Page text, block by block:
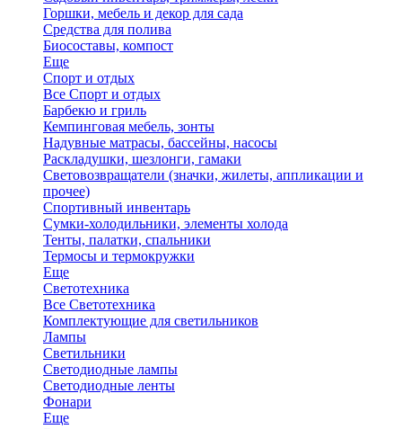
Горшки, мебель и декор для сада
Средства для полива
Биосоставы, компост
Еще
Спорт и отдых
Все Спорт и отдых
Барбекю и гриль
Кемпинговая мебель, зонты
Надувные матрасы, бассейны, насосы
Раскладушки, шезлонги, гамаки
Световозвращатели (значки, жилеты, аппликации и
прочее)
Спортивный инвентарь
Сумки-холодильники, элементы холода
Тенты, палатки, спальники
Термосы и термокружки
Еще
Светотехника
Все Светотехника
Комплектующие для светильников
Лампы
Светильники
Светодиодные лампы
Светодиодные ленты
Фонари
Еще